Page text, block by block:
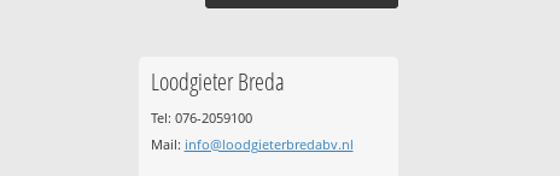
Loodgieter Breda
Tel: 076-2059100
Mail: info@loodgieterbredabv.nl